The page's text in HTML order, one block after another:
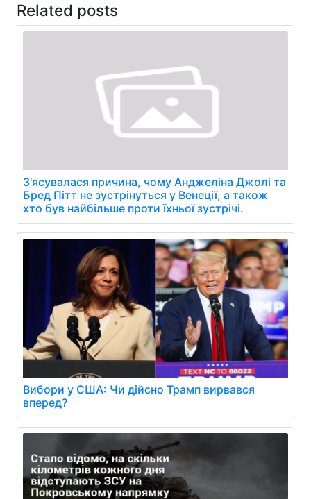
Related posts
З'ясувалася причина, чому Анджеліна Джолі та
Бред Пітт не зустрінуться у Венеції, а також
хто був найбільше проти їхньої зустрічі.
Вибори у США: Чи дійсно Трамп вирвався
вперед?